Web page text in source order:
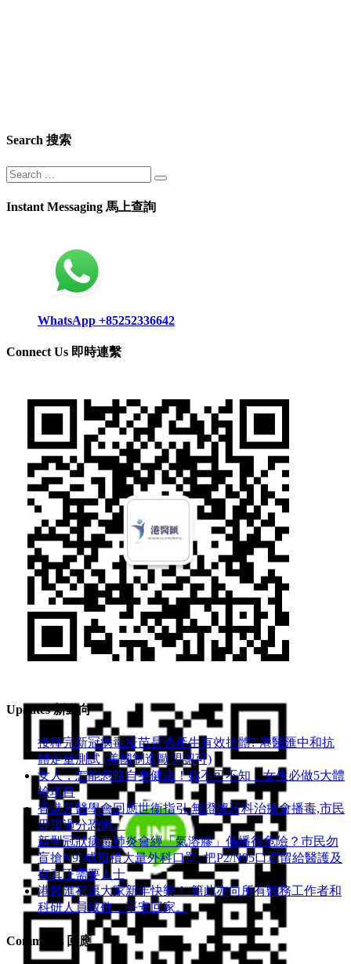
Search 搜索
Instant Messaging 馬上查詢
WhatsApp +85252336642
Connect Us 即時連繫
Updates 新動向
接種完新冠病毒疫苗是否產生有效抗體? 港醫匯中和抗
體定量測試 (美國制造歐盟認可)
女人，怎能忽略自身健康！妳不可不知，女生必做5大體
檢項目
香港牙醫學會回應世衞指引,無證據牙科治療會播毒,市民
毋須過分恐慌。
新型冠狀病毒肺炎會經「氣溶膠」傳播很危險？巿民勿
盲搶N95或囤積大量外科口罩, 把P​2/N95口罩留給醫護及
有真正需要人士
港醫匯祝愿大家新年快樂！ 籍此亦向所有醫務工作者和
科研人員致敬，平安回家。
Comments 回應